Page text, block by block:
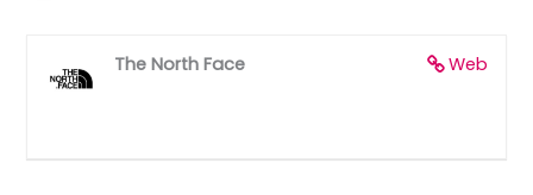
Web
The North Face